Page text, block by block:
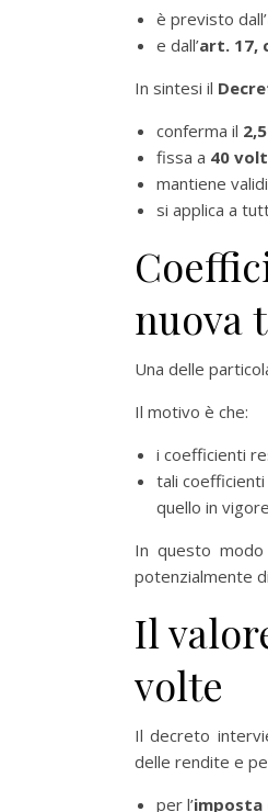
è previsto dall’
e dall’art. 17,
In sintesi il
conferma il
fissa a 40
mantiene
si applica a
nuova
Una delle
Il motivo è che:
i coefficienti
tali
quello in
In questo
potenzialmente
Il
volte
Il decreto
delle rendite e
per l’